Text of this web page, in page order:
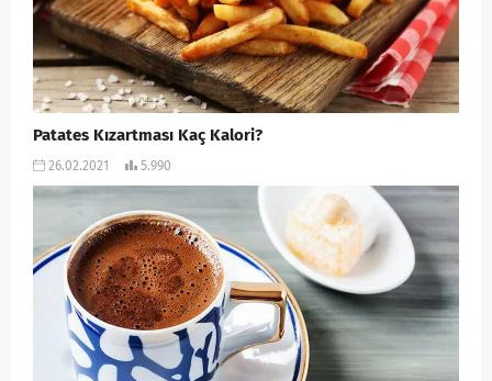
Patates Kızartması Kaç Kalori?
26.02.2021 5.990